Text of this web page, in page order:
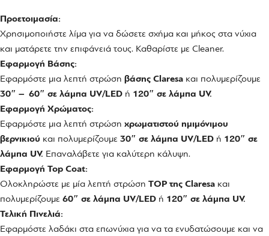
Προετοιμασία:
Χρησιμοποιήστε λίμα για να δώσετε σχήμα και μήκος στα νύχια
και ματάρετε την επιφάνειά τους. Καθαρίστε με Cleaner.
Εφαρμογή Βάσης:
Εφαρμόστε μια λεπτή στρώση βάσης Claresa και πολυμερίζουμε
30″ – 60″ σε λάμπα UV/LED ή 120″ σε λάμπα UV.
Εφαρμογή Χρώματος:
Εφαρμόστε μια λεπτή στρώση χρωματιστού ημιμόνιμου
βερνικιού και πολυμερίζουμε 30″ σε λάμπα UV/LED ή 120″ σε
λάμπα UV. Επαναλάβετε για καλύτερη κάλυψη.
Εφαρμογή Top Coat:
Ολοκληρώστε με μία λεπτή στρώση TOP της Claresa και
πολυμερίζουμε 60″ σε λάμπα UV/LED ή 120″ σε λάμπα UV.
Τελική Πινελιά:
Εφαρμόστε λαδάκι στα επωνύχια για να τα ενυδατώσουμε και να